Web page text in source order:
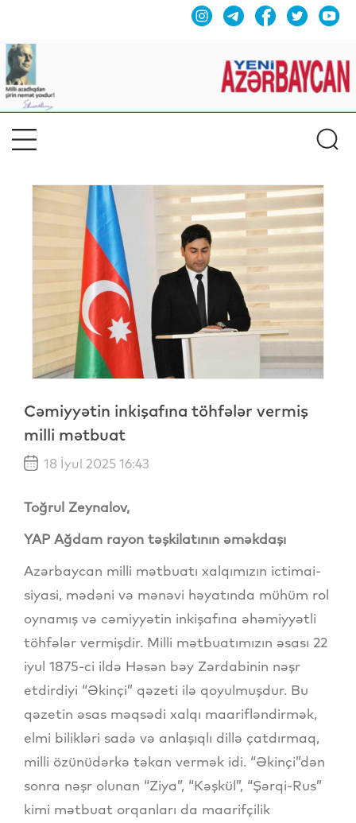
Cəmiyyətin inkişafına töhfələr vermiş
milli mətbuat
18 İyul 2025 16:43
Toğrul Zeynalov,
YAP Ağdam rayon təşkilatının əməkdaşı
Azərbaycan milli mətbuatı xalqımızın ictimai-
siyasi, mədəni və mənəvi həyatında mühüm rol
oynamış və cəmiyyətin inkişafına əhəmiyyətli
töhfələr vermişdir. Milli mətbuatımızın əsası 22
iyul 1875-ci ildə Həsən bəy Zərdabinin nəşr
etdirdiyi “Əkinçi” qəzeti ilə qoyulmuşdur. Bu
qəzetin əsas məqsədi xalqı maarifləndirmək,
elmi bilikləri sadə və anlaşıqlı dillə çatdırmaq,
milli özünüdərkə təkan vermək idi. “Əkinçi”dən
sonra nəşr olunan “Ziya”, “Kəşkül”, “Şərqi-Rus”
kimi mətbuat orqanları da maarifçilik